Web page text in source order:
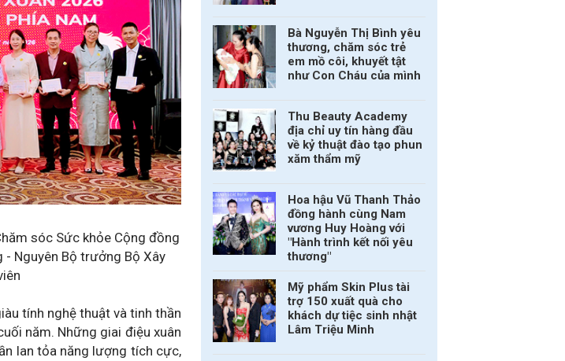
sóc Sức khỏe Cộng đồng
- Nguyên Bộ trưởng Bộ Xây
tính nghệ thuật và tinh thần
năm. Những giai điệu xuân
lan tỏa năng lượng tích cực,
Bà Nguyễn Thị Bình yêu
thương, chăm sóc trẻ
em mồ côi, khuyết tật
như Con Cháu của mình
Thu Beauty Academy
địa chỉ uy tín hàng đầu
về kỷ thuật đào tạo phun
xăm thẩm mỹ
Hoa hậu Vũ Thanh Thảo
đồng hành cùng Nam
vương Huy Hoàng với
"Hành trình kết nối yêu
thương"
Mỹ phẩm Skin Plus tài
trợ 150 xuất quà cho
khách dự tiệc sinh nhật
Lâm Triệu Minh